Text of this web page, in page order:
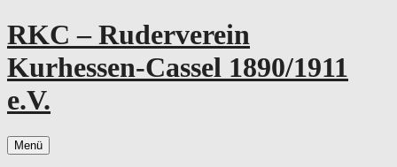
Zum
Inhalt
springen
RKC – Ruderverein
Kurhessen-Cassel 1890/1911
e.V.
Menü